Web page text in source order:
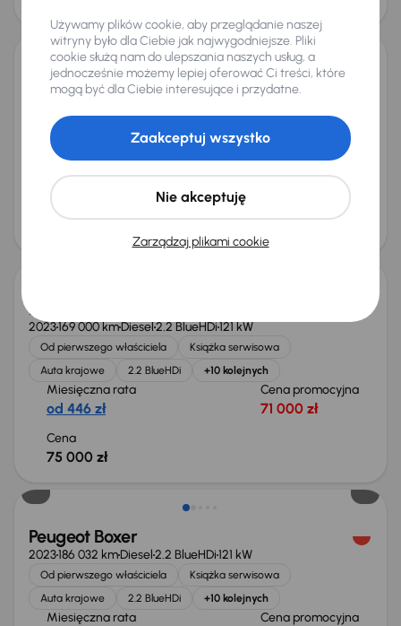
Peugeot Boxer
162 116 km 2.2 BlueHDi 121 kW
Od pierwszego właściciela
Książka serwisowa
Auta krajowe
2.2 BlueHDi +5 kolejnych
Miesięczna rata
od 435 zł
Cena promocyjna
69 000 zł
Cena
Możliwość odliczenia VAT
Peugeot Boxer
2023169 000 kmDiesel2.2 BlueHDi121 kW
Od pierwszego właściciela
Książka serwisowa
Auta krajowe
2.2 BlueHDi +10 kolejnych
Miesięczna rata
od 446 zł
Cena promocyjna
71 000 zł
Cena
75 000 zł
Możliwość odliczenia VAT
Peugeot Boxer
2023186 032 kmDiesel2.2 BlueHDi121 kW
Od pierwszego właściciela
Książka serwisowa
Auta krajowe
2.2 BlueHDi +10 kolejnych
Miesięczna rata Cena promocyjna
Używamy plików cookie, aby przeglądanie naszej
witryny było dla Ciebie jak najwygodniejsze. Pliki
cookie służą nam do ulepszania naszych usług, a
jednocześnie możemy lepiej oferować Ci treści, które
mogą być dla Ciebie interesujące i przydatne.
Zarządzaj plikami cookie
Nie akceptuję
Zaakceptuj wszystko